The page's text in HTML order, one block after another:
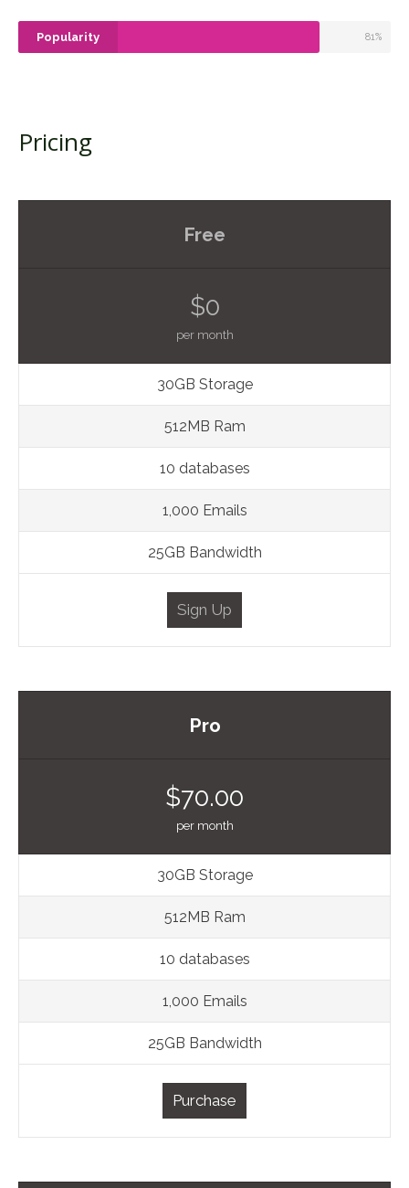
Popularity 81%
Pricing
Free
$0
per month
30GB Storage
512MB Ram
10 databases
1,000 Emails
25GB Bandwidth
Sign Up
Pro
$70.00
per month
30GB Storage
512MB Ram
10 databases
1,000 Emails
25GB Bandwidth
Purchase